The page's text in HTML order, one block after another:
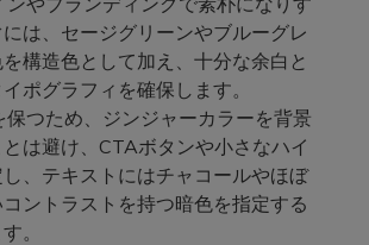
は、セージグリーンやブルーグレ
構造色として加え、十分な余白と
ポグラフィを確保します。
つため、ジンジャーカラーを背景
は避け、CTAボタンや小さなハイ
、テキストにはチャコールやほぼ
ントラストを持つ暗色を指定する
。